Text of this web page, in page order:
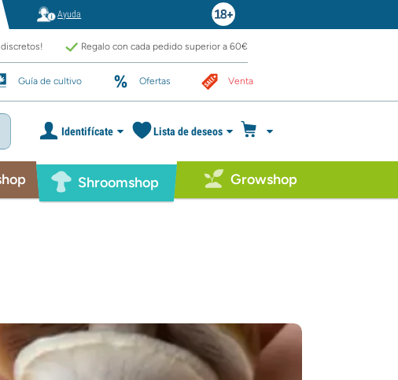
Ayuda
discretos! Regalo con cada pedido superior a 60€
Guía de cultivo Ofertas Venta
Identifícate Lista de deseos
Shroomshop Growshop